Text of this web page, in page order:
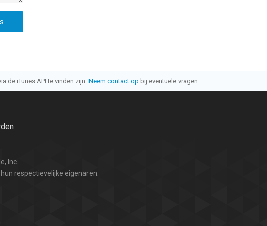
de iTunes API te vinden zijn. Neem contact op bij eventuele vragen.
Inc.
respectievelijke eigenaren.